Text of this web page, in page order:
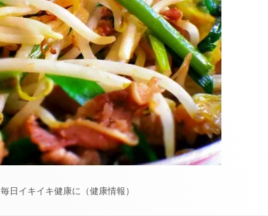
毎日イキイキ健康に（健康情報）